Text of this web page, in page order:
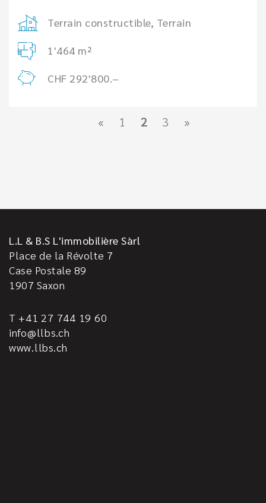
Terrain constructible, Terrain
1'464 m²
CHF 292'800.–
« 1 2 3 »
L.L & B.S L'immobilière Sàrl
Place de la Révolte 7
Case Postale 89
1907 Saxon
T +41 27 744 19 60
info@llbs.ch
www.llbs.ch